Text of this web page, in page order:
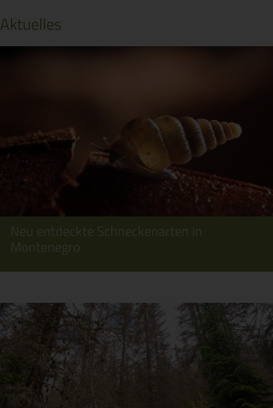
Aktuelles
Neu entdeckte Schneckenarten in
Montenegro